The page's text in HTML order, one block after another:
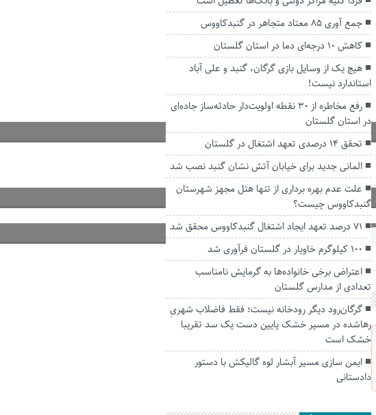
جمع آوری ۸۵ معتاد متجاهر در گنبدکاووس
کاهش ۱۰ درجه‌ای دما در استان گلستان
هیچ یک از وسایل بازی گرگان، گنبد و علی آباد
استاندارد نیست!
رفع مخاطره از ۳۰ نقطه اولویت‌دار حادثه‌ساز جاده‌ای
در استان گلستان
تحقق ۱۴ درصدی تعهد اشتغال در گلستان
المانی جدید برای خیابان آتش نشان گنبد نصب شد
علت عدم بهره برداری از تنها هتل مجهز شهرستان
گنبدکاووس چیست؟
۷۱ درصد تعهد ایجاد اشتغال گنبدکاووس محقق شد
۱۰۰ کیلوگرم خاویار در گلستان فرآوری شد
اعتراض برخی خانواده‌ها به گرمایش نامناسب
تعدادی از مدارس گلستان
گرگان‌رود دیگر رودخانه نیست؛ فقط فاضلاب شهریِ
رهاشده در مسیر خشک پایین دست یک سد تقریبا
خشک است
ایمن سازی مسیر آبشار لوه گالیکش با دستور
دادستانی